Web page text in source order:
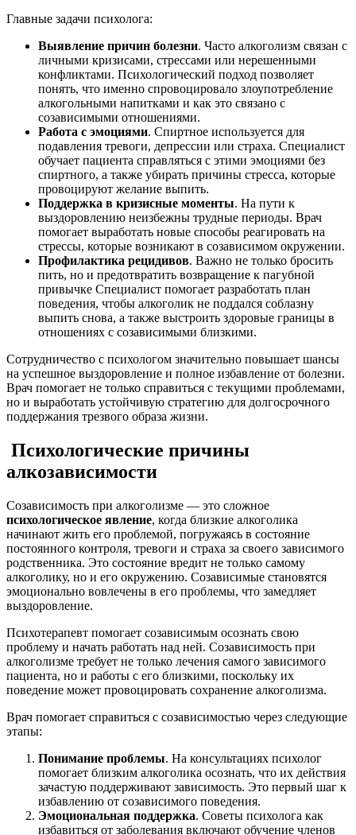
Главные задачи психолога:
Выявление причин болезни. Часто алкоголизм связан с
личными кризисами, стрессами или нерешенными
конфликтами. Психологический подход позволяет
понять, что именно спровоцировало злоупотребление
алкогольными напитками и как это связано с
созависимыми отношениями.
Работа с эмоциями. Спиртное используется для
подавления тревоги, депрессии или страха. Специалист
обучает пациента справляться с этими эмоциями без
спиртного, а также убирать причины стресса, которые
провоцируют желание выпить.
Поддержка в кризисные моменты. На пути к
выздоровлению неизбежны трудные периоды. Врач
помогает выработать новые способы реагировать на
стрессы, которые возникают в созависимом окружении.
Профилактика рецидивов. Важно не только бросить
пить, но и предотвратить возвращение к пагубной
привычке Специалист помогает разработать план
поведения, чтобы алкоголик не поддался соблазну
выпить снова, а также выстроить здоровые границы в
отношениях с созависимыми близкими.
Сотрудничество с психологом значительно повышает шансы
на успешное выздоровление и полное избавление от болезни.
Врач помогает не только справиться с текущими проблемами,
но и выработать устойчивую стратегию для долгосрочного
поддержания трезвого образа жизни.
Психологические причины
алкозависимости
Созависимость при алкоголизме — это сложное
психологическое явление, когда близкие алкоголика
начинают жить его проблемой, погружаясь в состояние
постоянного контроля, тревоги и страха за своего зависимого
родственника. Это состояние вредит не только самому
алкоголику, но и его окружению. Созависимые становятся
эмоционально вовлечены в его проблемы, что замедляет
выздоровление.
Психотерапевт помогает созависимым осознать свою
проблему и начать работать над ней. Созависимость при
алкоголизме требует не только лечения самого зависимого
пациента, но и работы с его близкими, поскольку их
поведение может провоцировать сохранение алкоголизма.
Врач помогает справиться с созависимостью через следующие
этапы:
Понимание проблемы. На консультациях психолог
помогает близким алкоголика осознать, что их действия
зачастую поддерживают зависимость. Это первый шаг к
избавлению от созависимого поведения.
Эмоциональная поддержка. Советы психолога как
избавиться от заболевания включают обучение членов